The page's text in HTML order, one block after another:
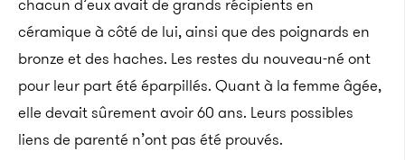
céramique à côté de lui, ainsi que des poignards en
bronze et des haches. Les restes du nouveau-né ont
pour leur part été éparpillés. Quant à la femme âgée,
elle devait sûrement avoir 60 ans. Leurs possibles
liens de parenté n’ont pas été prouvés.